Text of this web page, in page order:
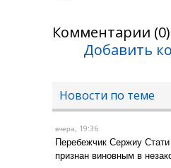
Комментарии (0)
Добавить
Новости по теме
вчера, 19:36
Перебежчик Сержиу Стати
признан виновным в